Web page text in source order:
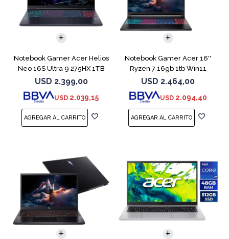
Notebook Gamer Acer Helios
Neo 16S Ultra 9 275HX 1TB
5060
USD 2.399,00
USD 2.039,15
Notebook Gamer Acer 16''
Ryzen 7 16gb 1tb Win11
Rtx5070
USD 2.464,00
USD 2.094,40
COMPARAR
COMPARAR COMPARAR